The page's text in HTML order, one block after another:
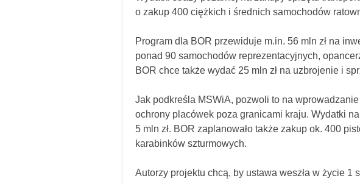
o zakup 400 ciężkich i średnich samochodów
Program dla BOR przewiduje m.in. 56 mln zł na
ponad 90 samochodów reprezentacyjnych,
BOR chce także wydać 25 mln zł na uzbrojenie i
Jak podkreśla MSWiA, pozwoli to na
ochrony placówek poza granicami kraju. Wydatki
5 mln zł. BOR zaplanowało także zakup ok. 400
karabinków szturmowych.
Autorzy projektu chcą, by ustawa weszła w życie 1